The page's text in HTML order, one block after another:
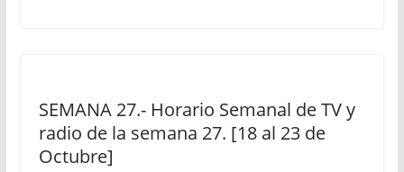
SEMANA 27.- Horario Semanal de TV y
radio de la semana 27. [18 al 23 de
Octubre]